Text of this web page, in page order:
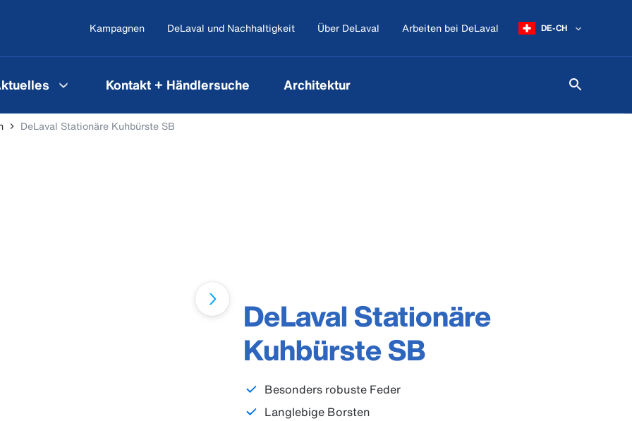
Kampagnen DeLaval und Nachhaltigkeit Über DeLaval Arbeiten bei DeLaval DE-CH
Kontakt + Händlersuche Architektur
DeLaval Stationäre Kuhbürste SB
DeLaval Stationäre
Kuhbürste SB
Besonders robuste Feder
Langlebige Borsten